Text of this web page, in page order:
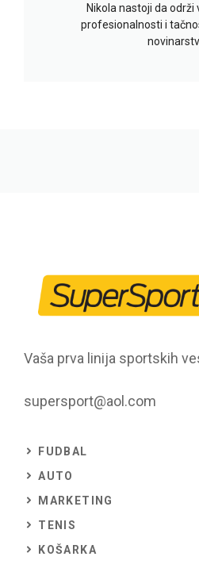
Nikola nastoji da održi
profesionalnosti i
Vaša prva linija sportskih
supersport@aol.com
FUDBAL
AUTO
MARKETING
TENIS
KOŠARKA